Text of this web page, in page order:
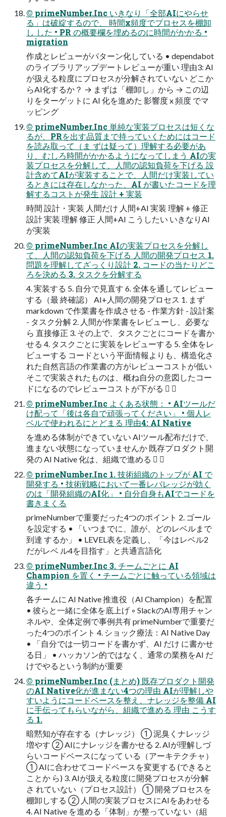
© primeNumber.Inc いきなり「全部AIにやらせ
る」は破綻するので、 時間x頻度でプロセスを棚卸
し した • PR の概要欄を埋めるのに時間がかかる •
migration
作成とレビューがパターン化している • dependabot
のライブラリアップデートレビューが重い 理由3: AI
が扱える粒度にプロセスが分解されていない どこか
らAI化するか？ → まずは「棚卸し」から → この辺
りをターゲットに AI 化を進めた 影響度 x 頻度 でマ
ッピング
© primeNumber.Inc 単純な実装プロセスは短くな
るが、PRを出す品質まで持っていくためにはコード
を読み取って（ま ずは疑って）理解する必要があ
り、むしろ時間がかかるようになってしまう AIの実
装プロセスを分解して、人間の認知負荷を下げる 設
計含めてAIが実装することで、人間だけ実装してい
るときには存在しなかった、AI が書いたコードを理
解するコストが発生 設計 + 実装
時間 設計・実装 人間だけ 人間+AI 実装 理解 + 修正
設計 実装 理解 修正 人間+AI こうしたい いきなりAI
が実装
© primeNumber.Inc AIの実装プロセスを分解し
て、人間の認知負荷を下げる 人間の開発プロセス 1.
問題を理解してざっくり設計 2. コードの当たりどこ
ろを決める 3. タスクを分解する
4. 実装する 5. 自分で見直す 6. 全体を通してレビュー
する（最 終確認） AI+人間の開発プロセス 1. まず
markdown で作業書を作成させる - 作業方針 - 設計案
- タスク分解 2. 人間が作業書をレビューし、必要な
ら 直接修正 3. その上で、タスクごとにコードを書か
せる 4. タスクごとに実装をレビューする 5. 全体をレ
ビューする コードという平面情報よりも、構造化さ
れた自然言語の作業書の方がレビューコストが低い
そこで実装されたものは、概ね自分の意図したコー
ドになるのでレビューコストが下がる  
© primeNumber.Inc よくある状態： • AIツールだ
け配って「後は各自で頑張ってください」 • 個人レ
ベルで使われるにとどまる 理由4: AI Native
を進める体制ができていない AIツール配布だけで、
進まない状態になっていませんか 既存プロダクト開
発の AI Native 化は、組織で進める  
© primeNumber.Inc 1. 技術組織のトップが AI で
開発する • 技術戦略において一番レバレッジが効く
のは「開発組織のAI化」 • 自分自身もAIでコードを
書きまくる
primeNumberで重要だった4つのポイント 2. ゴール
を設定する • 「いつまでに、誰が、どのレベルまで
到達 するか」 • LEVEL表を定義し、「今はレベル2
だがレベ ル4を目指す」と共通言語化
© primeNumber.Inc 3. チームごとに AI
Champion を置く • チームごとに触っている領域は
違う •
各チームに AI Native 推進役（AI Champion）を配置
• 彼らと一緒に全体を底上げ ◦ SlackのAI専用チャン
ネルや、全体定例で事例共有 primeNumberで重要だ
った4つのポイント 4. ショック療法：AI Native Day
• 「自分では一切コードを書かず、AI だけ に書かせ
る日」 • ハッカソン的ではなく、通常の業務をAI だ
けでやるという制約が重要
© primeNumber.Inc (まとめ) 既存プロダクト開発
のAI Native化が進まない4つの理由 AIが理解しや
すいようにコードベースを整え、ナレッジを整備 AI
に手伝ってもらいながら、組織で進める 理由 こうす
る 1.
暗黙知が存在する（ナレッジ） ① 泥臭くナレッジ
増やす ② AIにナレッジを書かせる 2. AIが理解しづ
らいコードベースになって いる（アーキテクチャ）
① AIに合わせてコードベースを変更する (できると
ことか ら) 3. AIが扱える粒度に開発プロセスが分解
さ れていない（プロセス設計） ① 開発プロセスを
棚卸しする ② 人間の実装プロセスにAIをあわせる
4. AI Native を進める「体制」が整っていな い（組